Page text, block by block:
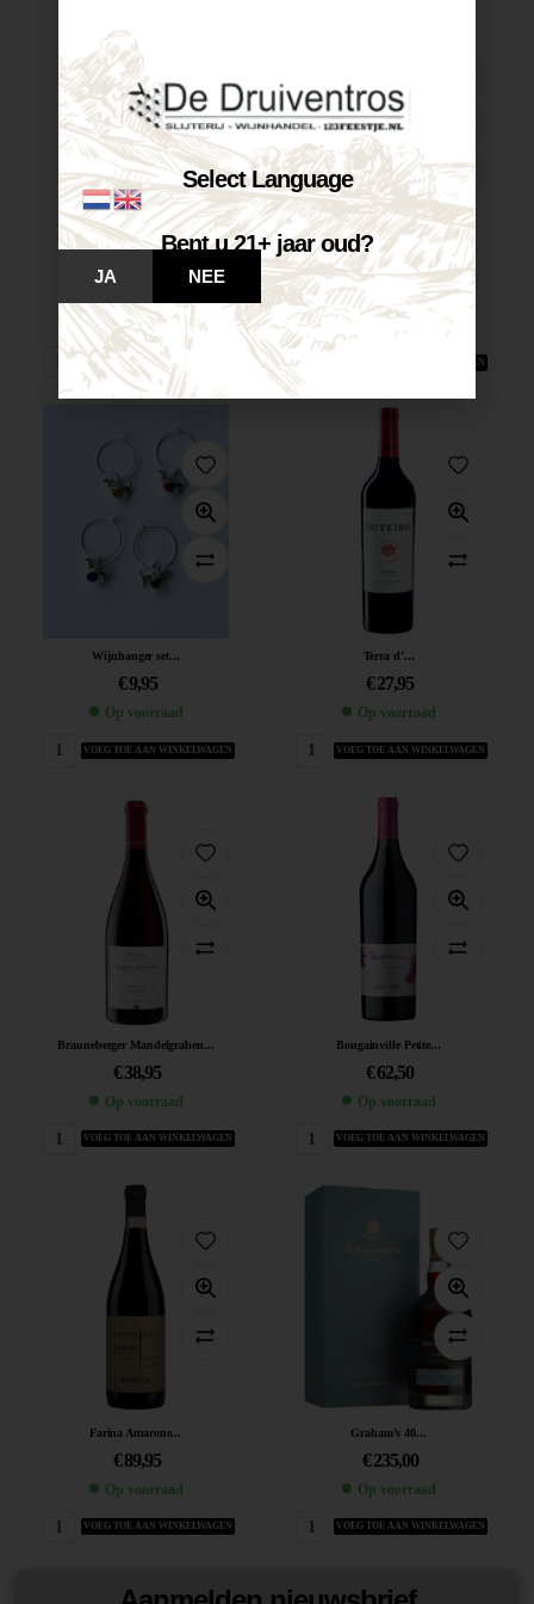
Castelnuovo Pinot...
Op voorraad
VOEG TOE AAN WINKELWAGEN
Castelnuovo Chardonnay...
7,25
VOEG TOE AAN WINKELWAGEN
Wijnhanger set...
€9,95
Op voorraad
VOEG TOE AAN WINKELWAGEN
Terra d’...
€27,95
Op voorraad
VOEG TOE AAN WINKELWAGEN
Brauneberger Mandelgraben...
€38,95
Op voorraad
VOEG TOE AAN WINKELWAGEN
Bougainville Petite...
€62,50
Op voorraad
VOEG TOE AAN WINKELWAGEN
Farina Amarone...
€89,95
Op voorraad
VOEG TOE AAN WINKELWAGEN
Graham’s 40...
€ 235,00
Op voorraad
VOEG TOE AAN WINKELWAGEN
Select Language
Bent u 21+ jaar oud?
JA NEE